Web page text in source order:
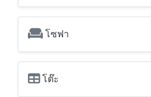
เฟอร์นิเจอร์ / อุปกรณ์ตกแต่ง
เตียง